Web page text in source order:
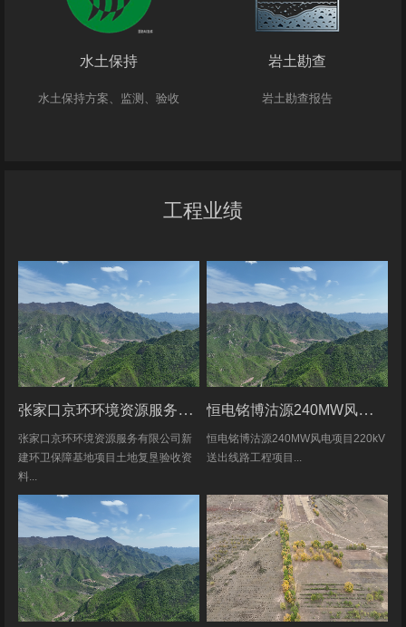
水土保持
水土保持方案、监测、验收
岩土勘查
岩土勘查报告
工程业绩
张家口京环环境资源服务有限公司新建环卫保障基地项目土地复垦验收资料
张家口京环环境资源服务有限公司新
建环卫保障基地项目土地复垦验收资
料...
恒电铭博沽源240MW风电项目220kV送出线路工程项目土地复垦验收资料
恒电铭博沽源240MW风电项目220kV
送出线路工程项目...